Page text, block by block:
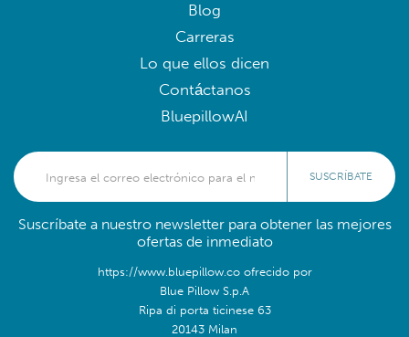
Blog
Carreras
Lo que ellos dicen
Contáctanos
BluepillowAI
SUSCRÍBATE
Suscríbate a nuestro newsletter para obtener las mejores
ofertas de inmediato
https://www.bluepillow.co ofrecido por
Blue Pillow S.p.A
Ripa di porta ticinese 63
20143 Milan